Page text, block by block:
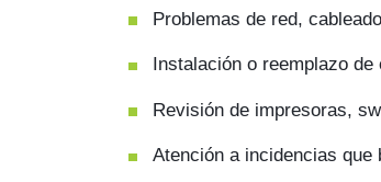
Problemas de red,
Instalación o reemplazo de
Revisión de impresoras,
Atención a incidencias que